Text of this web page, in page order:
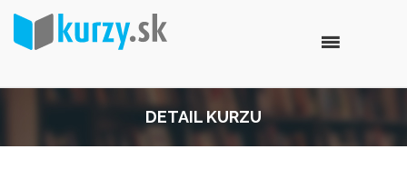
DETAIL KURZU